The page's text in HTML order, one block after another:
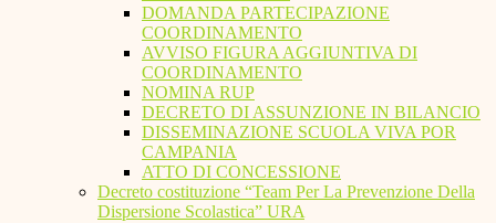
DOMANDA PARTECIPAZIONE
COORDINAMENTO
AVVISO FIGURA AGGIUNTIVA DI
COORDINAMENTO
NOMINA RUP
DECRETO DI ASSUNZIONE IN BILANCIO
DISSEMINAZIONE SCUOLA VIVA POR
CAMPANIA
ATTO DI CONCESSIONE
Decreto costituzione “Team Per La Prevenzione Della
Dispersione Scolastica” URA